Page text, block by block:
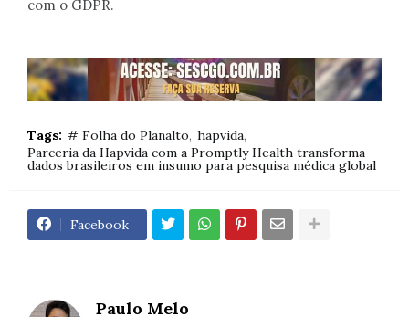
com o GDPR.
Tags: # Folha do Planalto hapvida
Parceria da Hapvida com a Promptly Health transforma
dados brasileiros em insumo para pesquisa médica global
Facebook
Paulo Melo